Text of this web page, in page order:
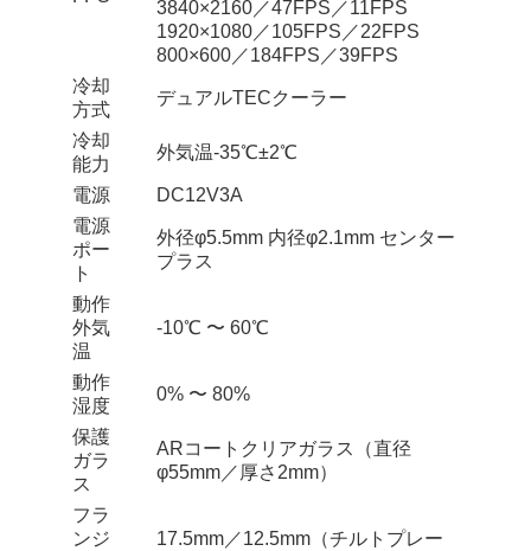
3840×2160／47FPS／11FPS
1920×1080／105FPS／22FPS
800×600／184FPS／39FPS
冷却
方式
デュアルTECクーラー
冷却
能力
外気温-35℃±2℃
電源
DC12V3A
電源
ポー
ト
外径φ5.5mm 内径φ2.1mm センター
プラス
動作
外気
温
-10℃ 〜 60℃
動作
湿度
0% 〜 80%
保護
ガラ
ス
ARコートクリアガラス（直径
φ55mm／厚さ2mm）
フラ
ンジ
17.5mm／12.5mm（チルトプレー